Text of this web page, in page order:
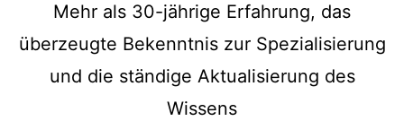
Mehr als 30-jährige Erfahrung, das
überzeugte Bekenntnis zur Spezialisierung
und die ständige Aktualisierung des
Wissens